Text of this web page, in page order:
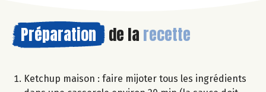
Préparation de la recette
Ketchup maison : faire mijoter tous les ingrédients